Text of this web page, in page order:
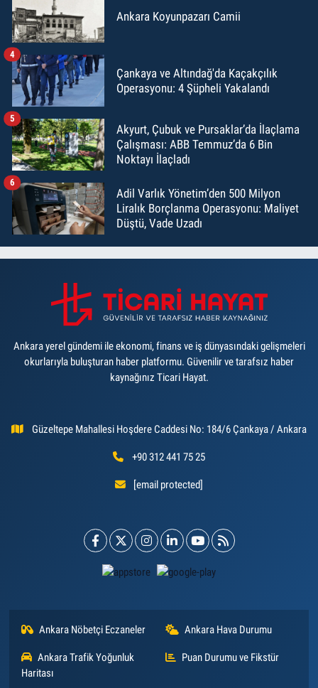
Ankara Koyunpazarı Camii
Çankaya ve Altındağ'da Kaçakçılık
Operasyonu: 4 Şüpheli Yakalandı
4
Akyurt, Çubuk ve Pursaklar’da İlaçlama
Çalışması: ABB Temmuz’da 6 Bin
Noktayı İlaçladı
5
Adil Varlık Yönetim’den 500 Milyon
Liralık Borçlanma Operasyonu: Maliyet
Düştü, Vade Uzadı
6
Ankara yerel gündemi ile ekonomi, finans ve iş dünyasındaki gelişmeleri
okurlarıyla buluşturan haber platformu. Güvenilir ve tarafsız haber
kaynağınız Ticari Hayat.
Güzeltepe Mahallesi Hoşdere Caddesi No: 184/6 Çankaya / Ankara
+90 312 441 75 25
[email protected]
Ankara Nöbetçi Eczaneler Ankara Hava Durumu
Ankara Trafik Yoğunluk
Haritası
Puan Durumu ve Fikstür